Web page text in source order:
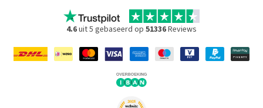
4.6uit 5 gebaseerd op 51336Reviews